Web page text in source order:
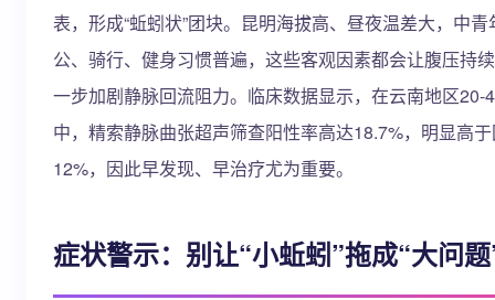
表，形成“蚯蚓状”团块。昆明海拔高、昼夜温差大，中
公、骑行、健身习惯普遍，这些客观因素都会让腹压持
一步加剧静脉回流阻力。临床数据显示，在云南地区20-
中，精索静脉曲张超声筛查阳性率高达18.7%，明显高
12%，因此早发现、早治疗尤为重要。
症状警示：别让“小蚯蚓”拖成“大问